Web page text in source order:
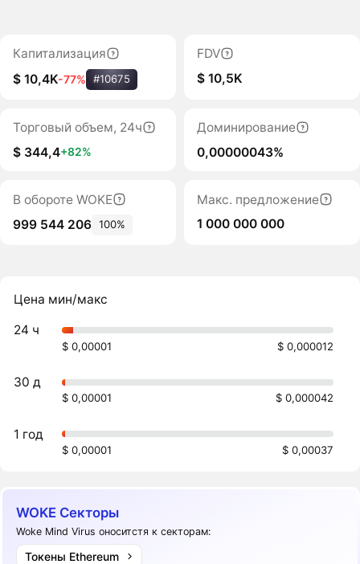
Капитализация
$ 10,4K-77% #10675
FDV
$ 10,5K
Торговый объем, 24ч
$ 344,4+82%
Доминирование
0,00000043%
В обороте WOKE
999 544 206 100%
Макс. предложение
1 000 000 000
Цена мин/макс
24 ч
$ 0,00001 $ 0,000012
30 д
$ 0,00001 $ 0,000042
1 год
$ 0,00001 $ 0,00037
WOKE Секторы
Woke Mind Virus оноситстя к секторам:
Токены Ethereum